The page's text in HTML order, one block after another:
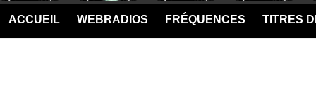
ACCUEIL WEBRADIOS FRÉQUENCES TITRES